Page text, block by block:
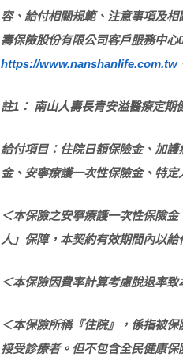
容、給付相關規範、注意事項及
壽保險股份有限公司客戶服務中
https://www.nanshanlife.com.tw
註1： 南山人壽長青安溢醫療定期
給付項目：住院日額保險金、加
金、安寧療護一次性保險金、特
＜本保險之安寧療護一次性保險
人」保障，本契約有效期間內以給
＜本保險因費率計算考慮脫退率
＜本保險所稱『住院』，係指被
接受診療者。但不包含全民健康